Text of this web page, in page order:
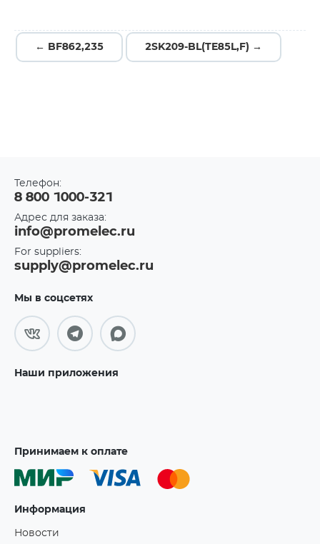
← BF862,235 2SK209-BL(TE85L,F) →
Телефон:
8 800 1000-321
Адрес для заказа:
info@promelec.ru
For suppliers:
supply@promelec.ru
Мы в соцсетях
Наши приложения
Принимаем к оплате
Информация
Новости